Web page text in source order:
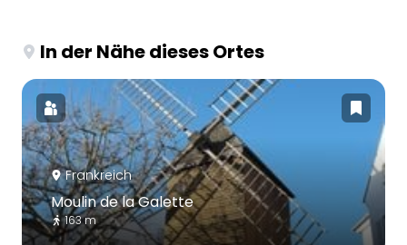
In der Nähe dieses Ortes
Frankreich
Moulin de la Galette
163 m